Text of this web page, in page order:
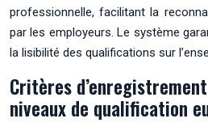
professionnelle, facilitant la
par les employeurs. Le système
la lisibilité des qualifications sur
Critères
niveaux de qualification